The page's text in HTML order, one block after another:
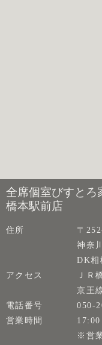
全席個室びすとろ
橋本駅前店
住所
〒
神奈
DK相
アクセス
ＪＲ
京王
電話番号
050-
営業時間
※営